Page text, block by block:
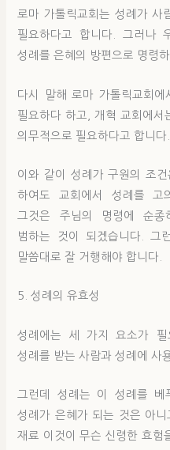
로마 가톨릭교회는 성례가 사
필요하다고 합니다. 그러나
성례를 은혜의 방편으로 명령
다시 말해 로마 가톨릭교회에
필요하다 하고, 개혁 교회에서
의무적으로 필요하다고 합니다.
이와 같이 성례가 구원의 조
하여도 교회에서 성례를 고
그것은 주님의 명령에 순종
범하는 것이 되겠습니다. 그
말씀대로 잘 거행해야 합니다.
5. 성례의 유효성
성례에는 세 가지 요소가 필
성례를 받는 사람과 성례에 사
그런데 성례는 이 성례를 베
성례가 은혜가 되는 것은 아
재료 이것이 무슨 신령한 효험